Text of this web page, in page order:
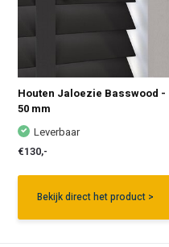
Houten Jaloezie Basswood -
50 mm
Leverbaar
€130,-
Bekijk direct het product >